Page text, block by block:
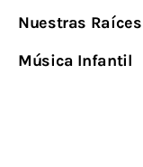
Nuestras Raíces
Música Infantil